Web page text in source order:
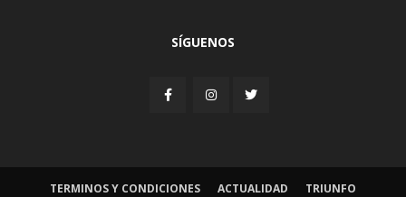
SÍGUENOS
TERMINOS Y CONDICIONES ACTUALIDAD TRIUNFO